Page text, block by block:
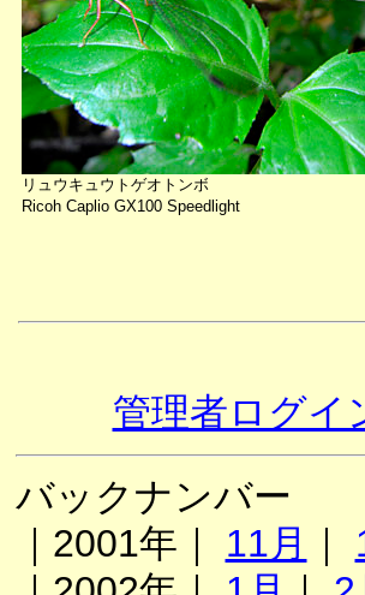
リュウキュウトゲオトンボ
Ricoh Caplio GX100 Speedlight
管理者ログイ
バックナンバー
｜2001年｜ 11月